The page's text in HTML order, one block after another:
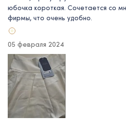
юбочка короткая. Сочетается со
фирмы, что очень удобно.
05 февраля 2024